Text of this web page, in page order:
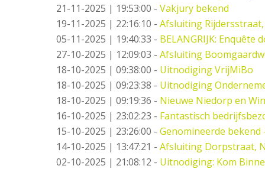
21-11-2025 | 19:53:00 - Vakjury bekend
19-11-2025 | 22:16:10 - Afsluiting
05-11-2025 | 19:40:33 - BELANGRIJK:
27-10-2025 | 12:09:03 - Afsluiting
18-10-2025 | 09:38:00 - Uitnodiging VrijMiBo
18-10-2025 | 09:23:38 - Uitnodiging
18-10-2025 | 09:19:36 - Nieuwe Niedorp en
16-10-2025 | 23:02:23 - Fantastisch
15-10-2025 | 23:26:00 - Genomineerde bekend
14-10-2025 | 13:47:21 - Afsluiting Dorpstraat,
02-10-2025 | 21:08:12 - Uitnodiging: Kom